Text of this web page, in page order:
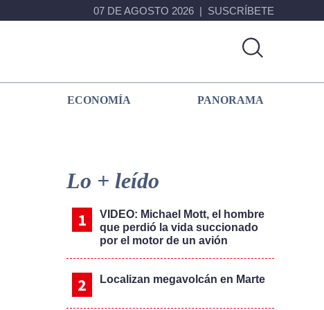
07 DE AGOSTO 2026 SUSCRÍBETE
ECONOMÍA PANORAMA
Sidebar
Lo + leído
VIDEO: Michael Mott, el hombre
que perdió la vida succionado
por el motor de un avión
Localizan megavolcán en Marte